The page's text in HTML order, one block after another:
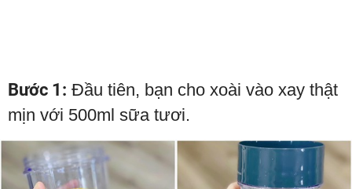
Bước 1: Đầu tiên, bạn cho xoài vào xay thật
mịn với 500ml sữa tươi.